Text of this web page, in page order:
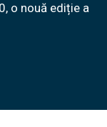
o nouă ediție a